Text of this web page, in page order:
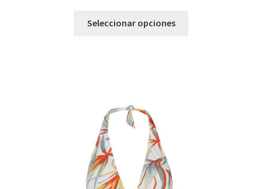
Seleccionar opciones